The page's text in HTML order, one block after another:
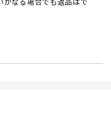
かなる場合でも返品はで